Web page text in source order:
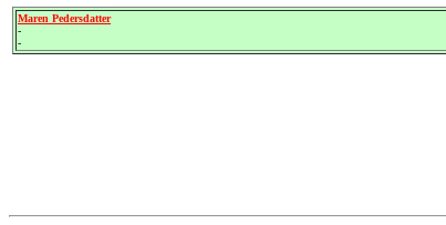
Maren Pedersdatter
-
-